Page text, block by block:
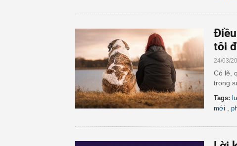
tôi
24/03/
Có lẽ,
trong
Tags:
mới